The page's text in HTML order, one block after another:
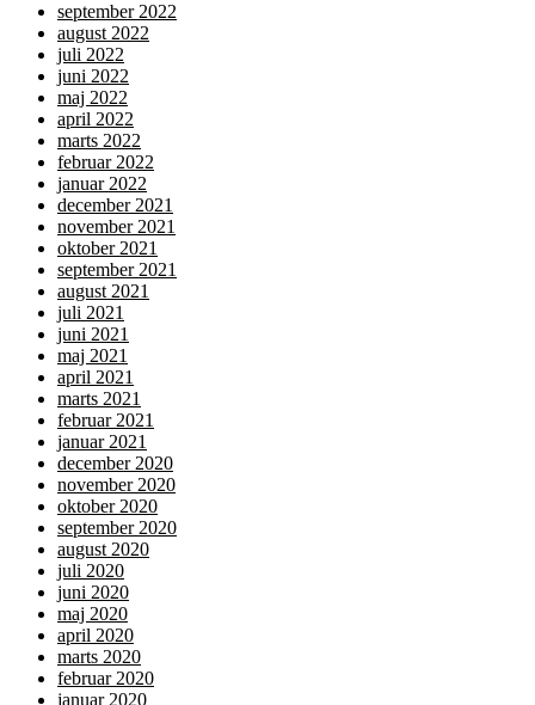
september 2022
august 2022
juli 2022
juni 2022
maj 2022
april 2022
marts 2022
februar 2022
januar 2022
december 2021
november 2021
oktober 2021
september 2021
august 2021
juli 2021
juni 2021
maj 2021
april 2021
marts 2021
februar 2021
januar 2021
december 2020
november 2020
oktober 2020
september 2020
august 2020
juli 2020
juni 2020
maj 2020
april 2020
marts 2020
februar 2020
januar 2020